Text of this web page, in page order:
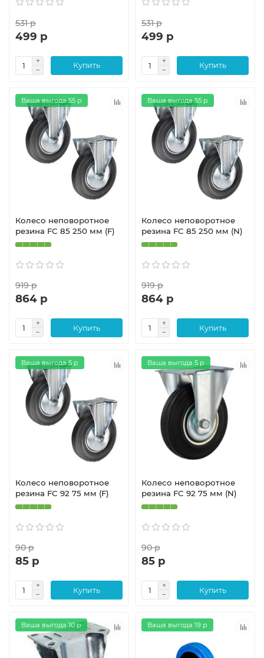
531 р
499 р
Купить
531 р
499 р
Купить
Ваша выгода 55 р
Колесо неповоротное
резина FC 85 250 мм (F)
919 р
864 р
Купить
Ваша выгода 55 р
Колесо неповоротное
резина FC 85 250 мм (N)
919 р
864 р
Купить
Ваша выгода 5 р
Колесо неповоротное
резина FC 92 75 мм (F)
90 р
85 р
Купить
Ваша выгода 5 р
Колесо неповоротное
резина FC 92 75 мм (N)
90 р
85 р
Купить
Ваша выгода 10 р Ваша выгода 19 р